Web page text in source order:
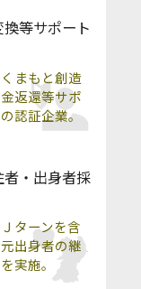
等サポート
まもと創造
返還等サポ
認証企業。
者・出身者採
ターンを含
出身者の継
実施。